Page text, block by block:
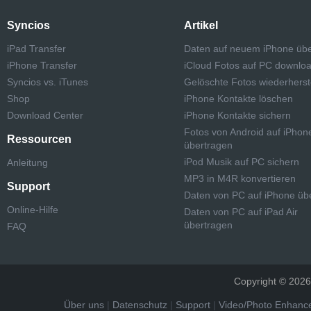
Syncios
iPad Transfer
iPhone Transfer
Syncios vs. iTunes
Shop
Download Center
Ressourcen
Anleitung
Support
Online-Hilfe
FAQ
Artikel
Daten auf neuem iPhone
iCloud Fotos auf PC
Gelöschte Fotos
iPhone Kontakte löschen
iPhone Kontakte sichern
Fotos von Android auf
übertragen
iPod Musik auf PC sichern
MP3 in M4R konvertieren
Daten von PC auf iPhone
Daten von PC auf iPad Air
übertragen
Copyright ©
Über uns | Datenschutz | Support |Video/Photo